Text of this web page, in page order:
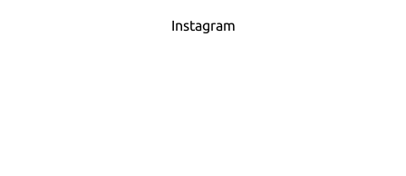
Instagram